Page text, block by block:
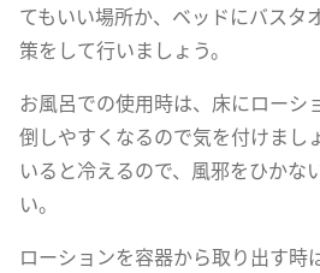
てもいい場所か、ベッドにバスタ
策をして行いましょう。
お風呂での使用時は、床にローシ
倒しやすくなるので気を付けまし
いると冷えるので、風邪をひかな
い。
ローションを容器から取り出す時